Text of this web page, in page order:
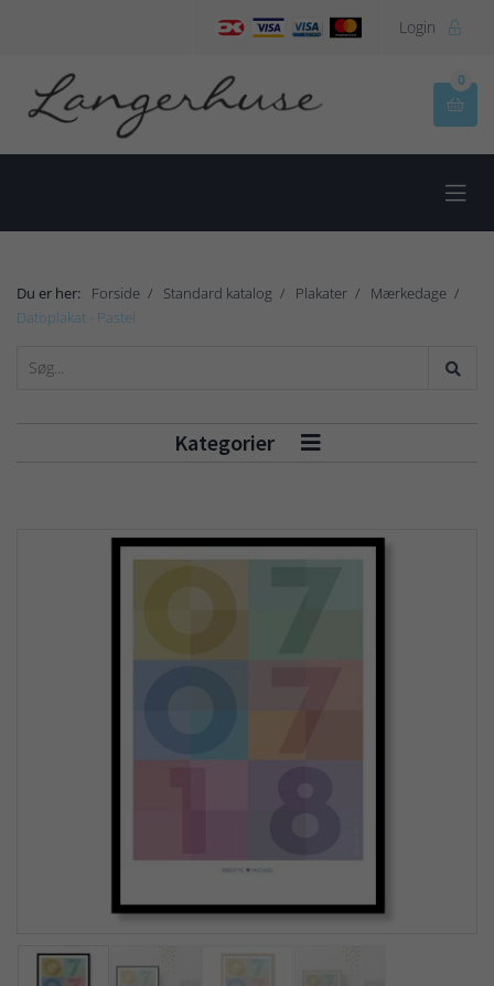
Login 

0

Du er her: Forside Standard katalog Plakater
Mærkedage
Datoplakat - Pastel
Kategorier 